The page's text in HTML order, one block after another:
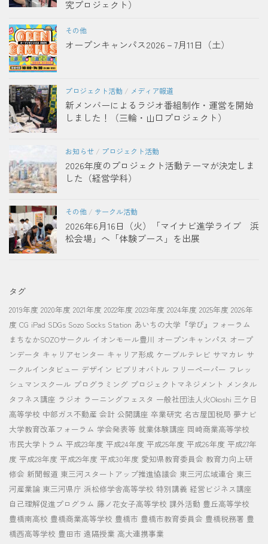
究プロジェクト）
その他
オープンキャンパス2026－7月11日（土）
プロジェクト活動 / メディア報道
新メンバーによるラジオ番組制作・運営を開始
しました！（三輪・山口プロジェクト）
お知らせ / プロジェクト活動
2026年度のプロジェクト活動テーマが決定しま
した（経営学科）
その他 / サークル活動
2026年6月16日（火）「マイナビ進学ライブ 浜
松会場」へ「体験ブース」を出展
タグ
2019年度 2020年度 2021年度 2022年度 2023年度 2024年度 2025年度 2026年
度 CG iPad SDGs Sozo Socks Station あいちの大学『学び』フォーラム
まちなかSOZOサークル イオンモール豊川 オープンキャンパス オープ
ンデータ キャリアセンター キャリア形成 ケーブルテレビ サマカレ サ
ークルインタビュー デザイン ビブリオバトル フリーペーパー フレッ
シュマンスクール プログラミング プロジェクトマネジメント メンタル
タフネス講座 ラジオ ラーニングフェスタ 一般社団法人火Okoshi 三ケ日
高等学校 中部ガス不動産 会計 公開講座 卒業研究 名古屋国税局 夢ナビ
大学教育改革フォーラム 学会発表等 就業体験講座 岡崎商業高等学校
市民大学トラム 平成23年度 平成24年度 平成25年度 平成26年度 平成27年
度 平成28年度 平成29年度 平成30年度 愛知県教育委員会 教育力向上研
修会 新聞報道 東三河スタートアップ推進協議会 東三河広域連合 東三
河産業論 東三河県庁 浜松修学舎高等学校 特別講義 経営ビジネス講座
自己理解促進プログラム 藤ノ花女子高等学校 課外活動 豊丘高等学校
豊橋南高校 豊橋商業高等学校 豊橋市 豊橋市教育委員会 豊橋税務署 豊
橋西高等学校 豊田市 遠隔授業 高大連携事業